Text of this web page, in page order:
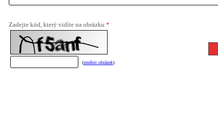
Zadejte kód, který vidíte na obrázku *
(změnit obrázek)